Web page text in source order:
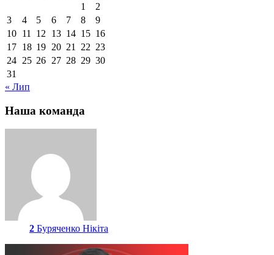
1
2
3
4 5 6 7 8
9
10 11 12 13 14 15 16
17 18 19 20 21 22 23
24 25 26 27 28 29 30
31
« Лип
Наша команда
2 Буряченко Нікіта